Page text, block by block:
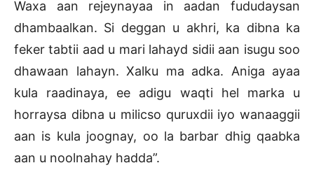
Waxa aan rejeynayaa in aadan fududaysan
dhambaalkan. Si deggan u akhri, ka dibna ka
feker tabtii aad u mari lahayd sidii aan isugu soo
dhawaan lahayn. Xalku ma adka. Aniga ayaa
kula raadinaya, ee adigu waqti hel marka u
horraysa dibna u milicso quruxdii iyo wanaaggii
aan is kula joognay, oo la barbar dhig qaabka
aan u noolnahay hadda”.